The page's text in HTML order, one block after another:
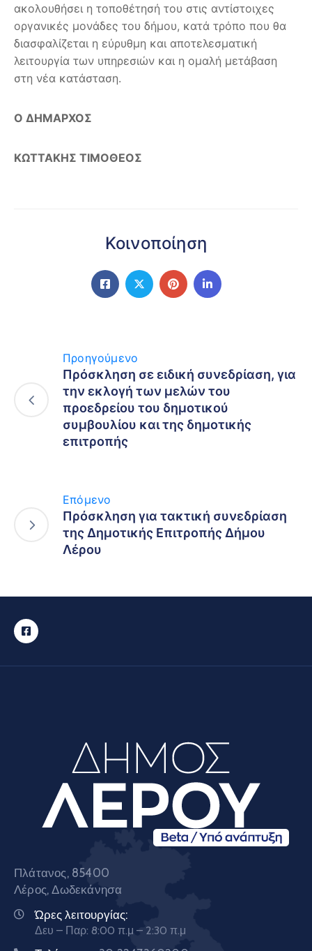
ακολουθήσει η τοποθέτησή του στις αντίστοιχες
οργανικές μονάδες του δήμου, κατά τρόπο που θα
διασφαλίζεται η εύρυθμη και αποτελεσματική
λειτουργία των υπηρεσιών και η ομαλή μετάβαση
στη νέα κατάσταση.
Ο ΔΗΜΑΡΧΟΣ
ΚΩΤΤΑΚΗΣ ΤΙΜΟΘΕΟΣ
Κοινοποίηση
Προηγούμενο
Πρόσκληση σε ειδική συνεδρίαση, για
την εκλογή των μελών του
προεδρείου του δημοτικού
συμβουλίου και της δημοτικής
επιτροπής
Επόμενο
Πρόσκληση για τακτική συνεδρίαση
της Δημοτικής Επιτροπής Δήμου
Λέρου
Πλάτανος, 85400
Λέρος, Δωδεκάνησα
Ώρες λειτουργίας:
Δευ – Παρ: 8:00 π.μ – 2:30 π.μ